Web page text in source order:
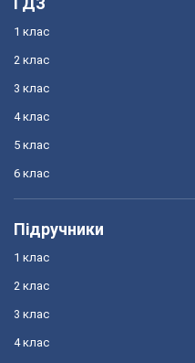
1 клас
2 клас
3 клас
4 клас
5 клас
6 клас
Підручники
1 клас
2 клас
3 клас
4 клас